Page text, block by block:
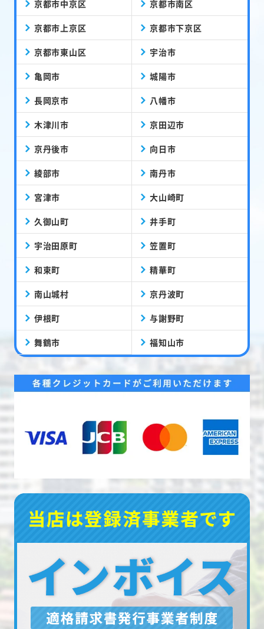
京都市中京区 京都市南区
京都市上京区 京都市下京区
京都市東山区 宇治市
亀岡市 城陽市
長岡京市 八幡市
木津川市 京田辺市
京丹後市 向日市
綾部市 南丹市
宮津市 大山崎町
久御山町 井手町
宇治田原町 笠置町
和束町 精華町
南山城村 京丹波町
伊根町 与謝野町
舞鶴市 福知山市